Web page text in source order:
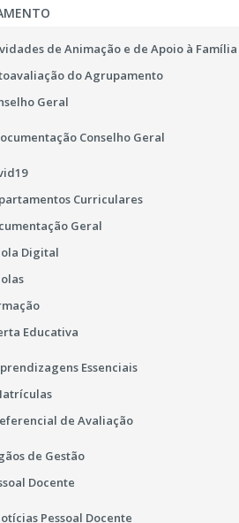
de Animação e de Apoio à Família
do Agrupamento
Geral
Conselho Geral
Curriculares
Geral
Digital
Educativa
Essenciais
de Avaliação
de Gestão
Docente
Pessoal Docente